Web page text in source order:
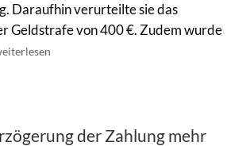
Daraufhin verurteilte sie das
Geldstrafe von 400 €. Zudem wurde
der Zahlung mehr